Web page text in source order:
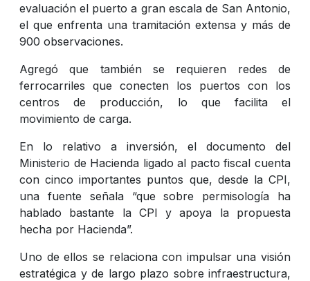
evaluación el puerto a gran escala de San Antonio,
el que enfrenta una tramitación extensa y más de
900 observaciones.
Agregó que también se requieren redes de
ferrocarriles que conecten los puertos con los
centros de producción, lo que facilita el
movimiento de carga.
En lo relativo a inversión, el documento del
Ministerio de Hacienda ligado al pacto fiscal cuenta
con cinco importantes puntos que, desde la CPI,
una fuente señala “que sobre permisología ha
hablado bastante la CPI y apoya la propuesta
hecha por Hacienda”.
Uno de ellos se relaciona con impulsar una visión
estratégica y de largo plazo sobre infraestructura,